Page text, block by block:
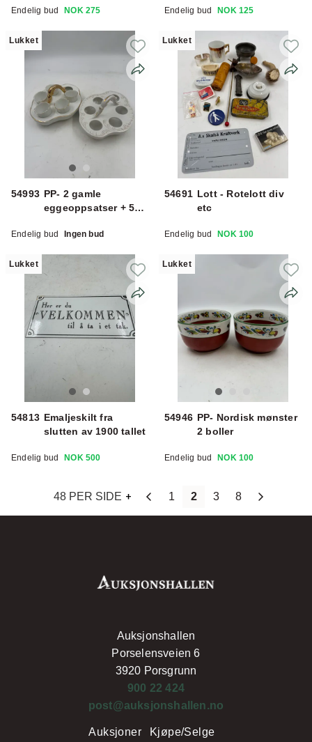
Endelig bud NOK 275 Endelig bud NOK 125
Lukket
54993 PP- 2 gamle
eggeoppsatser + 5
Endelig bud Ingen bud
Lukket
54691 Lott - Rotelott div
etc
Endelig bud NOK 100
Lukket
54813 Emaljeskilt fra
slutten av 1900 tallet
Endelig bud NOK 500
Lukket
54946 PP- Nordisk mønster
2 boller
Endelig bud NOK 100
48 PER SIDE 1 2 3 8
Auksjonshallen
Porselensveien 6
3920 Porsgrunn
900 22 424
post@auksjonshallen.no
Auksjoner Kjøpe/Selge